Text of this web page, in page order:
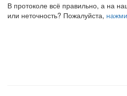
В протоколе всё правильно, а на
или неточность? Пожалуйста,